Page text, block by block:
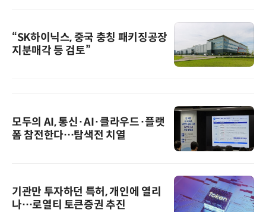
“SK하이닉스, 중국 충칭 패키징공장
지분매각 등 검토”
모두의 AI, 통신·AI·클라우드·플랫
폼 참전한다…탐색전 치열
기관만 투자하던 특허, 개인에 열리
나…로열티 토큰증권 추진